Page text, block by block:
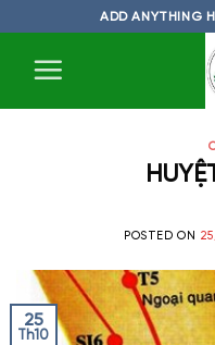
content
ADD ANYTHING
POSTED ON
25
Th10